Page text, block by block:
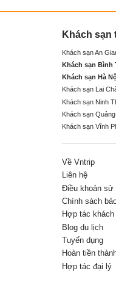
Khách sạn
Khách sạn An
Khách sạn Bình
Khách sạn Hà
Khách sạn Lai
Khách sạn Ninh
Khách sạn
Khách sạn Vĩnh
Về Vntrip
Liên hệ
Điều khoản sử
Chính sách
Hợp tác khách
Blog du lịch
Tuyển dụng
Hoàn tiền
Hợp tác đại lý